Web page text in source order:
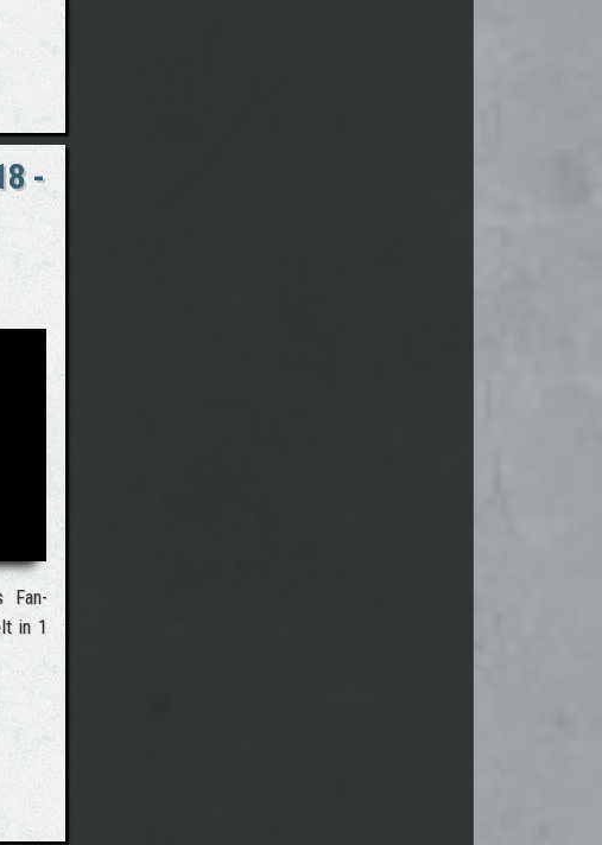
OF THE TOMB RAIDER VIDEOS
DVD ERHÄLTLICH
-
Fan-
in 1
2018 - EIN TURNIER FÜR GRABRÄUBER UND ÜBERLEBENSEXPERTEN